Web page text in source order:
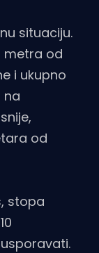
situaciju.
metra od
i ukupno
na
od
stopa